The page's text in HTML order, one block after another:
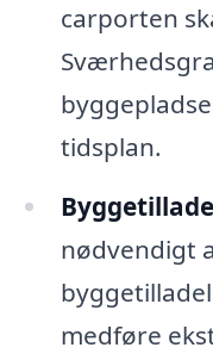
carporten
tidsplan.
nødvendigt
medføre